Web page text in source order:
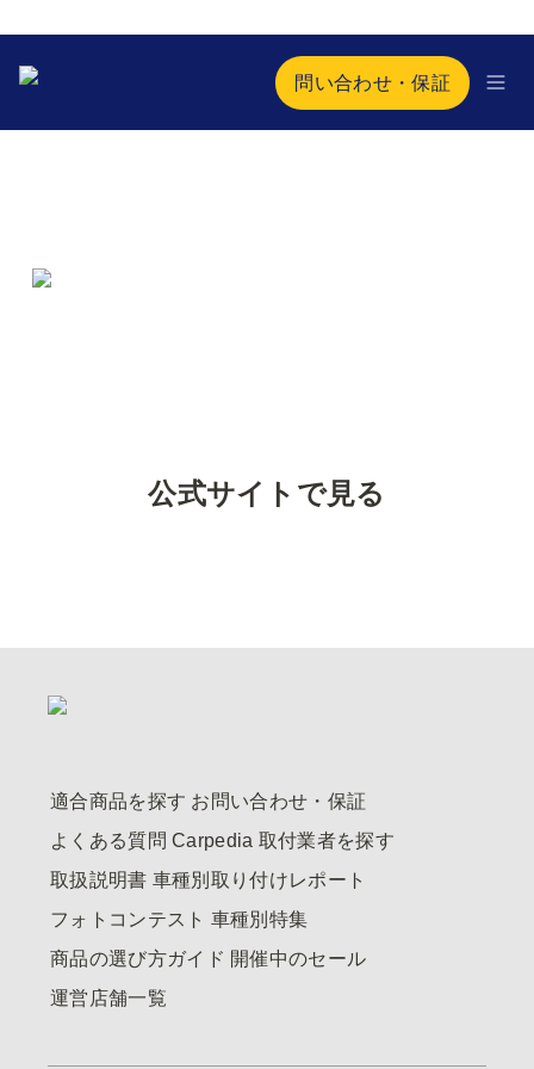
問い合わせ・保証
公式サイトで見る
適合商品を探す お問い合わせ・保証
よくある質問 Carpedia 取付業者を探す
取扱説明書 車種別取り付けレポート
フォトコンテスト 車種別特集
商品の選び方ガイド 開催中のセール
運営店舗一覧